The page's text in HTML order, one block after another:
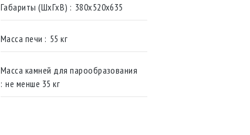
Габариты (ШхГхВ) : 380х520х635
Масса печи : 55 кг
Масса камней для парообразования
: не менше 35 кг